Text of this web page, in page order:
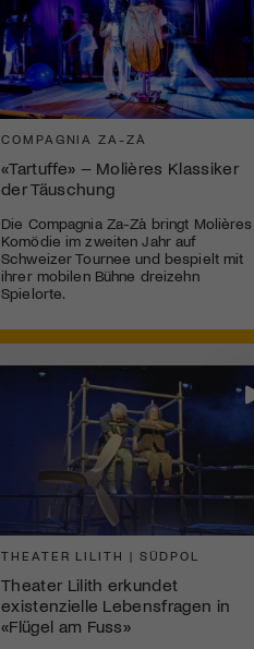
COMPAGNIA ZA-ZÀ
«Tartuffe» – Molières Klassiker
der Täuschung
Die Compagnia Za-Zà bringt Molières
Komödie im zweiten Jahr auf
Schweizer Tournee und bespielt mit
ihrer mobilen Bühne dreizehn
Spielorte.
THEATER LILITH | SÜDPOL
Theater Lilith erkundet
existenzielle Lebensfragen in
«Flügel am Fuss»